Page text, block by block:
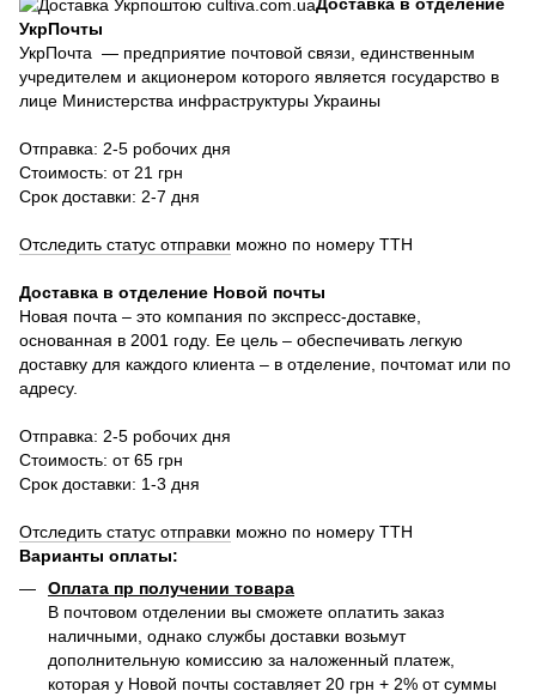
УкрПочты
УкрПочта — предприятие почтовой связи, единственным
учредителем и акционером которого является государство в
лице Министерства инфраструктуры Украины
Отправка: 2-5 робочих дня
Стоимость: от 21 грн
Срок доставки: 2-7 дня
Отследить статус отправки можно по номеру ТТН
Доставка в отделение Новой почты
Новая почта – это компания по экспресс-доставке,
основанная в 2001 году. Ее цель – обеспечивать легкую
доставку для каждого клиента – в отделение, почтомат или по
адресу.
Отправка: 2-5 робочих дня
Стоимость: от 65 грн
Срок доставки: 1-3 дня
Отследить статус отправки можно по номеру ТТН
Варианты оплаты:
Оплата пр получении товара
В почтовом отделении вы сможете оплатить заказ
наличными, однако службы доставки возьмут
дополнительную комиссию за наложенный платеж,
которая у Новой почты составляет 20 грн + 2% от суммы